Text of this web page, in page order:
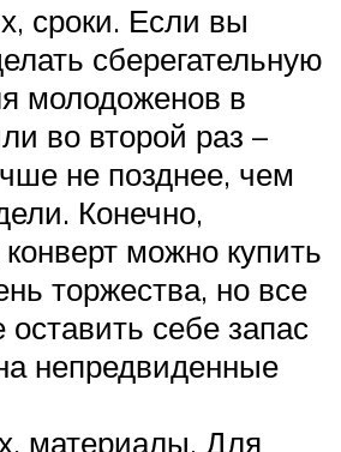
сроки. Если вы
сберегательную
молодоженов в
во второй раз –
не позднее, чем
Конечно,
можно купить
торжества, но все
себе запас
непредвиденные
материалы. Для